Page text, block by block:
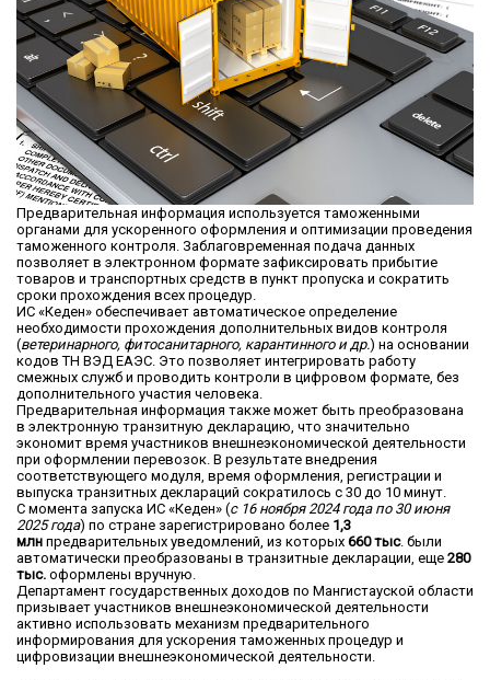
Предварительная информация используется таможенными
органами для ускоренного оформления и оптимизации проведения
таможенного контроля. Заблаговременная подача данных
позволяет в электронном формате зафиксировать прибытие
товаров и транспортных средств в пункт пропуска и сократить
сроки прохождения всех процедур.
ИС «Кеден» обеспечивает автоматическое определение
необходимости прохождения дополнительных видов контроля
(ветеринарного, фитосанитарного, карантинного и др.) на основании
кодов ТН ВЭД ЕАЭС. Это позволяет интегрировать работу
смежных служб и проводить контроли в цифровом формате, без
дополнительного участия человека.
Предварительная информация также может быть преобразована
в электронную транзитную декларацию, что значительно
экономит время участников внешнеэкономической деятельности
при оформлении перевозок. В результате внедрения
соответствующего модуля, время оформления, регистрации и
выпуска транзитных деклараций сократилось с 30 до 10 минут.
С момента запуска ИС «Кеден» (с 16 ноября 2024 года по 30 июня
2025 года) по стране зарегистрировано более 1,3
млн предварительных уведомлений, из которых 660 тыс. были
автоматически преобразованы в транзитные декларации, еще 280
тыс. оформлены вручную.
Департамент государственных доходов по Мангистауской области
призывает участников внешнеэкономической деятельности
активно использовать механизм предварительного
информирования для ускорения таможенных процедур и
цифровизации внешнеэкономической деятельности.